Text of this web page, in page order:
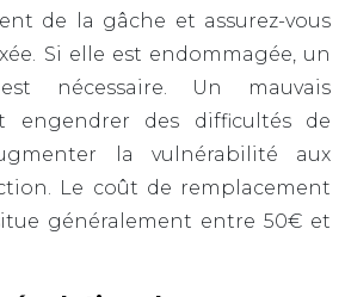
de la gâche et assurez-vous
Si elle est endommagée, un
nécessaire. Un mauvais
engendrer des difficultés de
la vulnérabilité aux
Le coût de remplacement
généralement entre 50€ et